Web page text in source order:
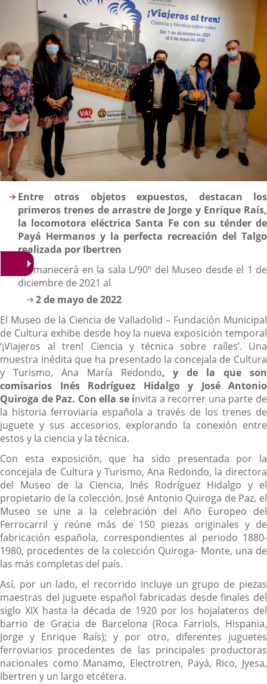
Descripción
Entre otros objetos expuestos, destacan los
primeros trenes de arrastre de Jorge y Enrique Raís,
la locomotora eléctrica Santa Fe con su ténder de
Payá Hermanos y la perfecta recreación del Talgo
realizada por Ibertren
Permanecerá en la sala L/90º del Museo desde el 1 de
diciembre de 2021 al
2 de mayo de 2022
El Museo de la Ciencia de Valladolid – Fundación Municipal
de Cultura exhibe desde hoy la nueva exposición temporal
‘¡Viajeros al tren! Ciencia y técnica sobre raíles’. Una
muestra inédita que ha presentado la concejala de Cultura
y Turismo, Ana María Redondo, y de la que son
comisarios Inés Rodríguez Hidalgo y José Antonio
Quiroga de Paz. Con ella se invita a recorrer una parte de
la historia ferroviaria española a través de los trenes de
juguete y sus accesorios, explorando la conexión entre
estos y la ciencia y la técnica.
Con esta exposición, que ha sido presentada por la
concejala de Cultura y Turismo, Ana Redondo, la directora
del Museo de la Ciencia, Inés Rodríguez Hidalgo y el
propietario de la colección, José Antonio Quiroga de Paz, el
Museo se une a la celebración del Año Europeo del
Ferrocarril y reúne más de 150 piezas originales y de
fabricación española, correspondientes al periodo 1880-
1980, procedentes de la colección Quiroga- Monte, una de
las más completas del país.
Así, por un lado, el recorrido incluye un grupo de piezas
maestras del juguete español fabricadas desde finales del
siglo XIX hasta la década de 1920 por los hojalateros del
barrio de Gracia de Barcelona (Roca Farriols, Hispania,
Jorge y Enrique Raís); y por otro, diferentes juguetes
ferroviarios procedentes de las principales productoras
nacionales como Manamo, Electrotren, Payá, Rico, Jyesa,
Ibertren y un largo etcétera.